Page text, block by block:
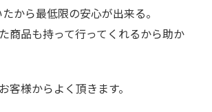
から最低限の安心が出来る。
商品も持って行ってくれるから助か
客様からよく頂きます。